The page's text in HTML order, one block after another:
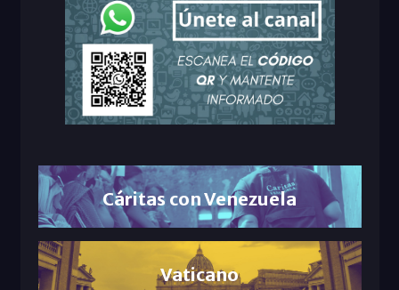
Cáritas con Venezuela
Vaticano